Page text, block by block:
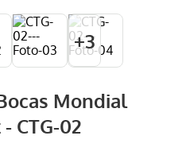
+3
Mondial
CTG-02